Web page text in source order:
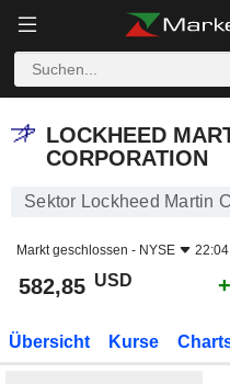
LOCKHEED
CORPORATION
Sektor Lockheed Martin
Markt geschlossen - NYSE
582,85 USD
Übersicht Kurse